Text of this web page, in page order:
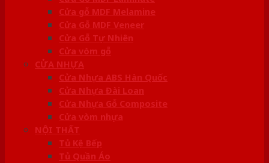
Cửa gỗ MDF Melamine
Cửa Gỗ MDF Veneer
Cửa Gỗ Tự Nhiên
Cửa vòm gỗ
CỬA NHỰA
Cửa Nhựa ABS Hàn Quốc
Cửa Nhựa Đài Loan
Cửa Nhựa Gỗ Composite
Cửa vòm nhựa
NỘI THẤT
Tủ Kệ Bếp
Tủ Quần Áo